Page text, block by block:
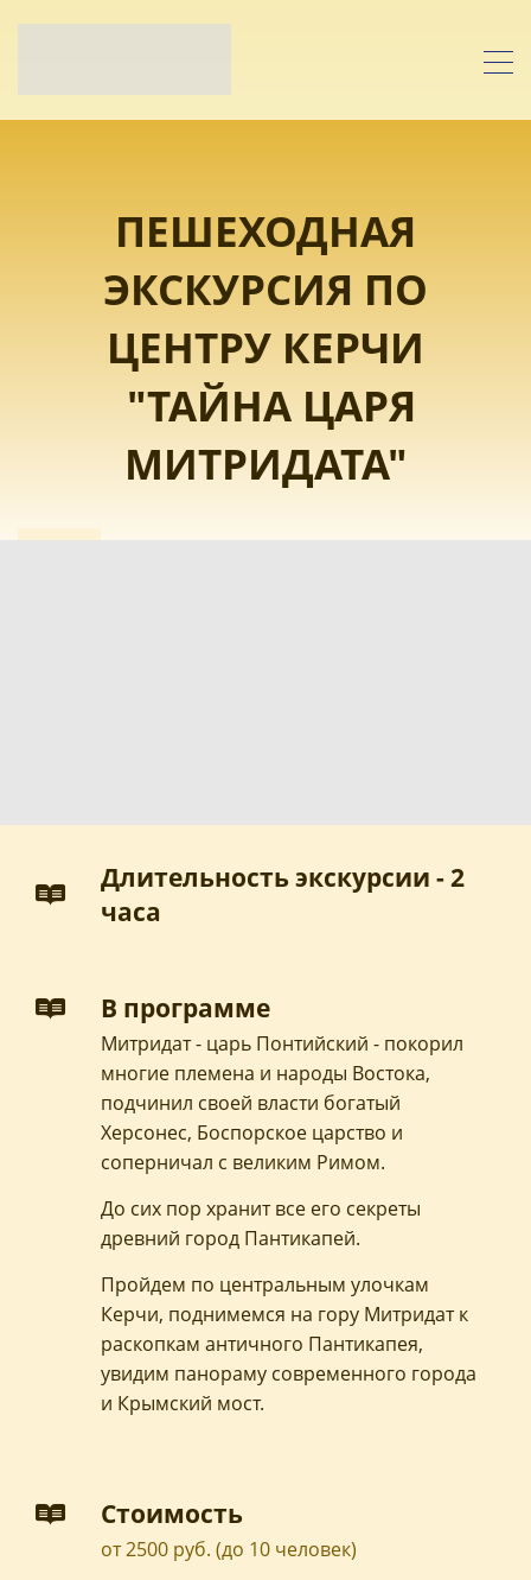
ПЕШЕХОДНАЯ
ЭКСКУРСИЯ ПО
ЦЕНТРУ КЕРЧИ
"ТАЙНА ЦАРЯ
МИТРИДАТА"
Длительность экскурсии - 2
часа
В программе
Митридат - царь Понтийский - покорил
многие племена и народы Востока,
подчинил своей власти богатый
Херсонес, Боспорское царство и
соперничал с великим Римом.
До сих пор хранит все его секреты
древний город Пантикапей.
Пройдем по центральным улочкам
Керчи, поднимемся на гору Митридат к
раскопкам античного Пантикапея,
увидим панораму современного города
и Крымский мост.
Стоимость
от 2500 руб. (до 10 человек)